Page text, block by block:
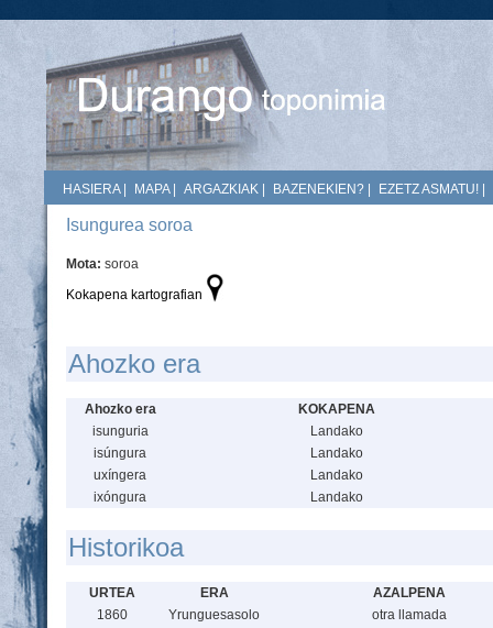
HASIERA| MAPA| ARGAZKIAK BAZENEKIEN? EZETZ ASMATU!
Isungurea soroa
Mota: soroa
Kokapena kartografian
Ahozko era
Ahozko era
KOKAPENA
isunguria
Landako
isúngura
Landako
uxíngera
Landako
ixóngura
Landako
Historikoa
URTEA ERA
AZALPENA
1860
Yrunguesasolo
otra llamada